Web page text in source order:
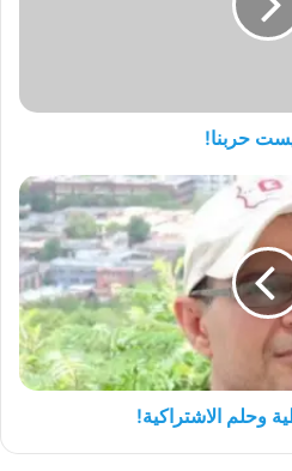
حربنا!
وحلم الاشتراكية!